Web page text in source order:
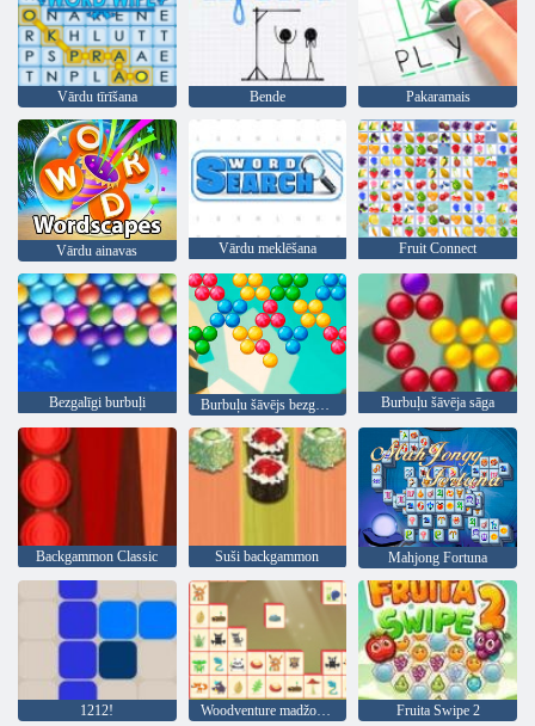
Vārdu tīrīšana Bende Pakaramais
Vārdu ainavas Vārdu meklēšana Fruit Connect
Bezgalīgi burbuļi Burbuļu šāvējs bezgalīgs Burbuļu šāvēja sāga
Backgammon Classic Suši backgammon Mahjong Fortuna
1212! Woodventure madžongs savienot Fruita Swipe 2